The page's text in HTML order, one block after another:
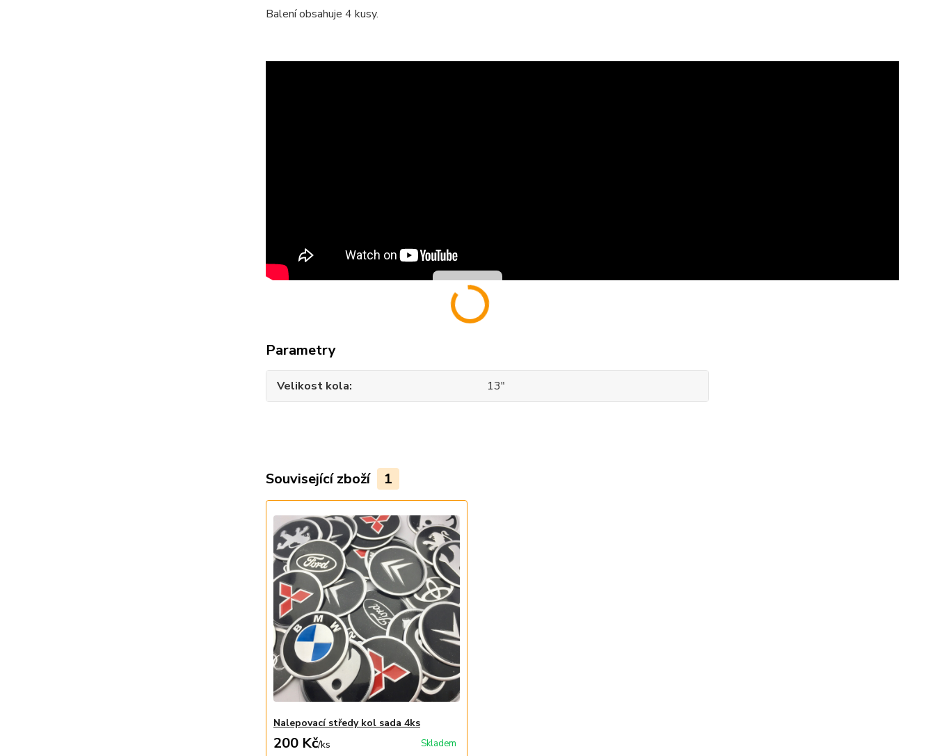
Balení obsahuje 4 kusy.
Parametry
Velikost kola 13"
Související zboží 1
Nalepovací středy kol sada 4ks
200 Kč/ks Skladem